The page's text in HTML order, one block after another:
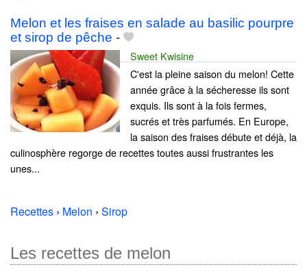
Melon et les fraises en salade au basilic pourpre
et sirop de pêche -
Sweet Kwisine
C'est la pleine saison du melon! Cette
année grâce à la sécheresse ils sont
exquis. Ils sont à la fois fermes,
sucrés et très parfumés. En Europe,
la saison des fraises débute et déjà, la
culinosphère regorge de recettes toutes aussi frustrantes les
unes...
Recettes › Melon › Sirop
Les recettes de melon